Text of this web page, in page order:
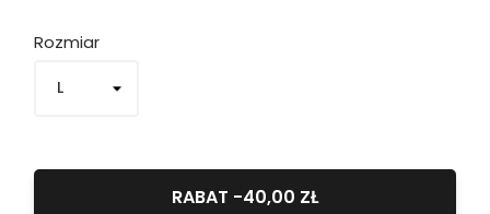
Rozmiar
RABAT -40,00 ZŁ